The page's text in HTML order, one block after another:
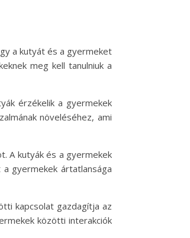
a kutyát és a gyermeket
meg kell tanulniuk a
érzékelik a gyermekek
növeléséhez, ami
A kutyák és a gyermekek
gyermekek ártatlansága
kapcsolat gazdagítja az
közötti interakciók